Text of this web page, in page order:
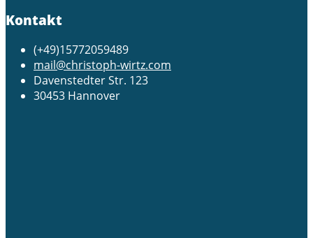
Kontakt
(+49)15772059489
mail@christoph-wirtz.com
Davenstedter Str. 123
30453 Hannover